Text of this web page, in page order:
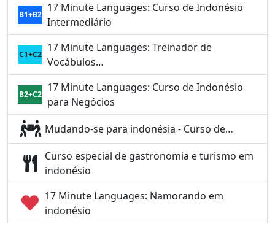
B1+B2
17 Minute Languages: Curso de Indonésio
Intermediário
C1+C2
17 Minute Languages: Treinador de
Vocábulos…
B2+C2
17 Minute Languages: Curso de Indonésio
para Negócios
Mudando-se para indonésia - Curso de…
Curso especial de gastronomia e turismo em
indonésio
17 Minute Languages: Namorando em
indonésio